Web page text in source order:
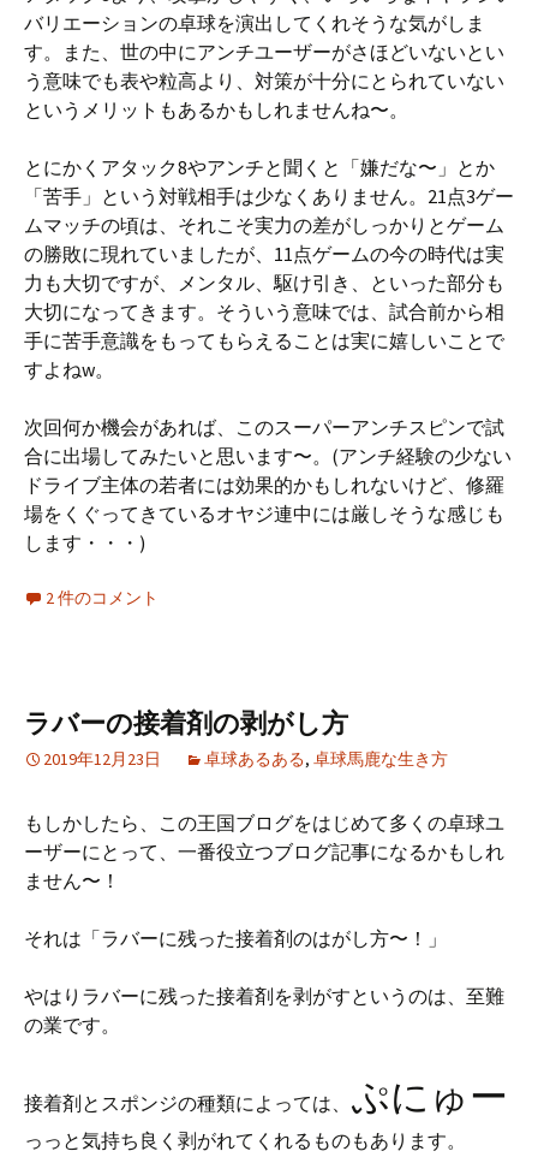
バリエーションの卓球を演出してくれそうな気がしま
す。また、世の中にアンチユーザーがさほどいないとい
う意味でも表や粒高より、対策が十分にとられていない
というメリットもあるかもしれませんね〜。
とにかくアタック8やアンチと聞くと「嫌だな〜」とか
「苦手」という対戦相手は少なくありません。21点3ゲー
ムマッチの頃は、それこそ実力の差がしっかりとゲーム
の勝敗に現れていましたが、11点ゲームの今の時代は実
力も大切ですが、メンタル、駆け引き、といった部分も
大切になってきます。そういう意味では、試合前から相
手に苦手意識をもってもらえることは実に嬉しいことで
すよねw。
次回何か機会があれば、このスーパーアンチスピンで試
合に出場してみたいと思います〜。(アンチ経験の少ない
ドライブ主体の若者には効果的かもしれないけど、修羅
場をくぐってきているオヤジ連中には厳しそうな感じも
します・・・)
2 件のコメント
ラバーの接着剤の剥がし方
2019年12月23日 卓球あるある, 卓球馬鹿な生き方
もしかしたら、この王国ブログをはじめて多くの卓球ユ
ーザーにとって、一番役立つブログ記事になるかもしれ
ません〜！
それは「ラバーに残った接着剤のはがし方〜！」
やはりラバーに残った接着剤を剥がすというのは、至難
の業です。
接着剤とスポンジの種類によっては、 ぷにゅー
っっと気持ち良く剥がれてくれるものもあります。